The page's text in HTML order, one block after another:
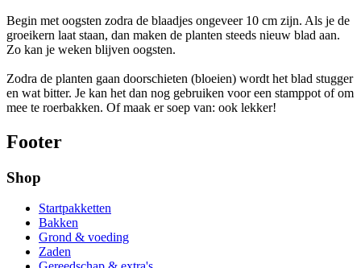
Begin met oogsten zodra de blaadjes ongeveer 10 cm zijn. Als je de
groeikern laat staan, dan maken de planten steeds nieuw blad aan.
Zo kan je weken blijven oogsten.
Zodra de planten gaan doorschieten (bloeien) wordt het blad stugger
en wat bitter. Je kan het dan nog gebruiken voor een stamppot of om
mee te roerbakken. Of maak er soep van: ook lekker!
Footer
Shop
Startpakketten
Bakken
Grond & voeding
Zaden